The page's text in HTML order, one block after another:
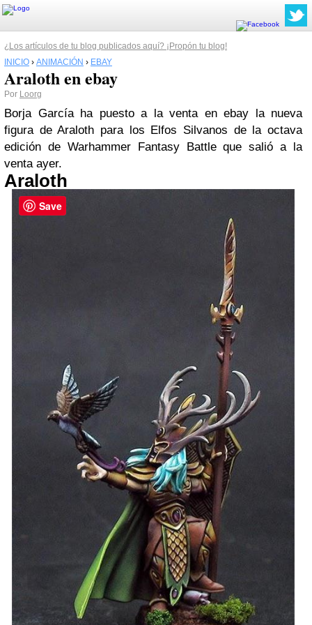
¿Los artículos de tu blog publicados aquí? ¡Propón tu blog!
INICIO › ANIMACIÓN › EBAY
Araloth en ebay
Por Loorg
Borja García ha puesto a la venta en ebay la nueva
figura de Araloth para los Elfos Silvanos de la octava
edición de Warhammer Fantasy Battle que salió a la
venta ayer.
Araloth
Save